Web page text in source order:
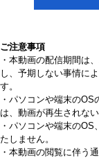
ご注意事項
・本動画の配信期間は
し、予期しない事情に
す。
・パソコンや端末の
は、動画が再生されな
・パソコンや端末の
たしません。
・本動画の閲覧に伴う